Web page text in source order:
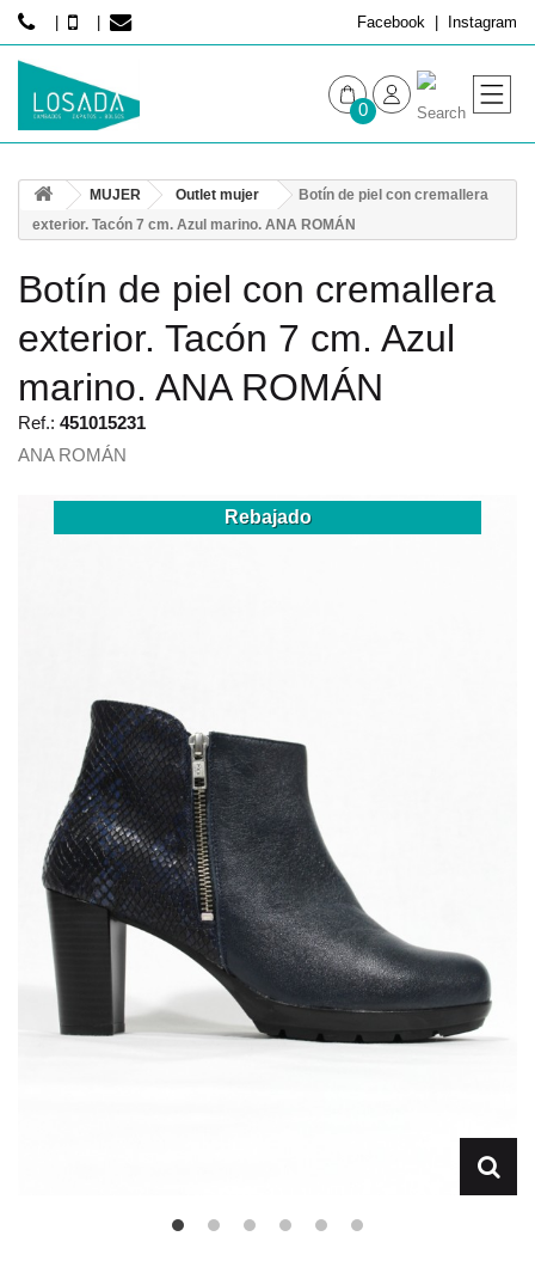
Facebook Instagram
0
HOMBRE
MUJER Outlet mujer
Botín de piel con cremallera
exterior. Tacón 7 cm. Azul marino. ANA ROMÁN
Botín de piel con cremallera
exterior. Tacón 7 cm. Azul
marino. ANA ROMÁN
Ref.: 451015231
ANA ROMÁN
Rebajado